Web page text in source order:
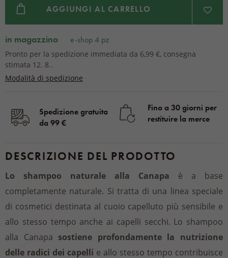
AGGIUNGI AL CARRELLO
in magazzino e-shop 4 pz
Pronto per la spedizione immediata da 6,99 €, consegna
stimata 12. 8..
Modalità di spedizione
Spedizione gratuita
da 99 €
Fino a 30 giorni per
restituire la merce
DESCRIZIONE DEL PRODOTTO
Lo shampoo naturale alla Canapa è a base
completamente naturale. Si tratta di una linea speciale
di cosmetici destinata al cuoio capelluto più sensibile e
allo stesso tempo anche ai capelli secchi. Lo shampoo
alla Canapa sostiene profondamente la nutrizione
delle radici dei capelli e allo stesso tempo contribuisce